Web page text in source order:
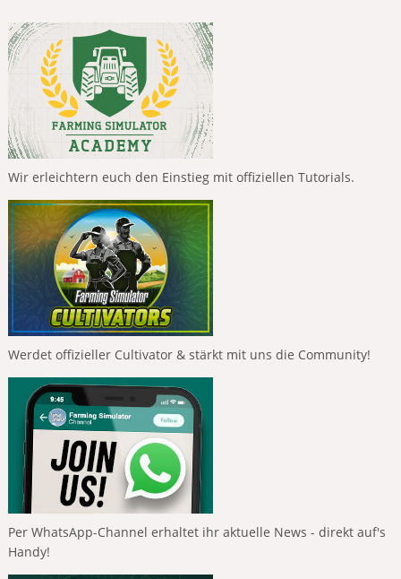
Wir erleichtern euch den Einstieg mit offiziellen Tutorials.
Werdet offizieller Cultivator & stärkt mit uns die Community!
Per WhatsApp-Channel erhaltet ihr aktuelle News - direkt auf's
Handy!